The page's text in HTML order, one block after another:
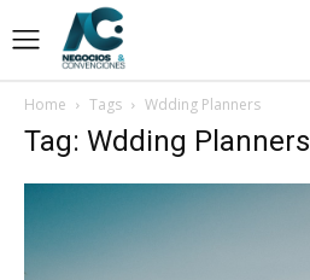
Home Tags Wdding Planners
Tag: Wdding Planners